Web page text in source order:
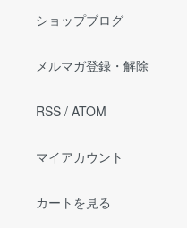
ショップブログ
メルマガ登録・解除
RSS / ATOM
マイアカウント
カートを見る